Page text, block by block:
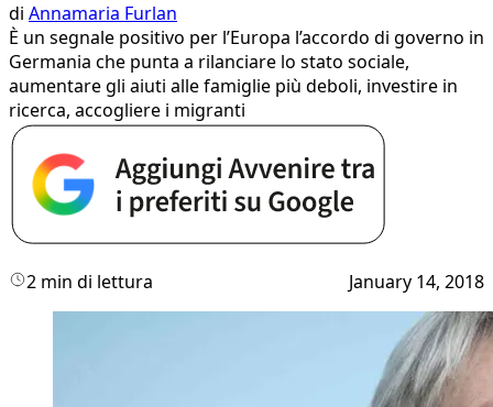
di Annamaria Furlan
È un segnale positivo per l’Europa l’accordo di governo in
Germania che punta a rilanciare lo stato sociale,
aumentare gli aiuti alle famiglie più deboli, investire in
ricerca, accogliere i migranti
2 min di lettura January 14, 2018